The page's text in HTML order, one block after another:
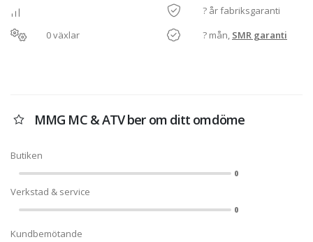
0 växlar
? år fabriksgaranti
? mån, SMR garanti
MMG MC & ATV ber om ditt omdöme
Butiken
0
Verkstad & service
0
Kundbemötande